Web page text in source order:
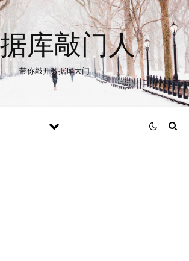
库敲门人
带你敲开数据库大门